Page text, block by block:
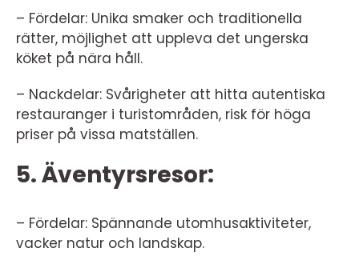
– Fördelar: Unika smaker och traditionella
rätter, möjlighet att uppleva det ungerska
köket på nära håll.
– Nackdelar: Svårigheter att hitta autentiska
restauranger i turistområden, risk för höga
priser på vissa matställen.
5. Äventyrsresor:
– Fördelar: Spännande utomhusaktiviteter,
vacker natur och landskap.